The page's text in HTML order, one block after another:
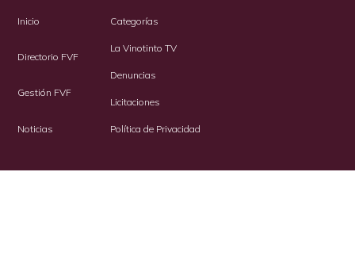
Inicio
Directorio FVF
Gestión FVF
Noticias
Categorías
La Vinotinto TV
Denuncias
Licitaciones
Política de Privacidad